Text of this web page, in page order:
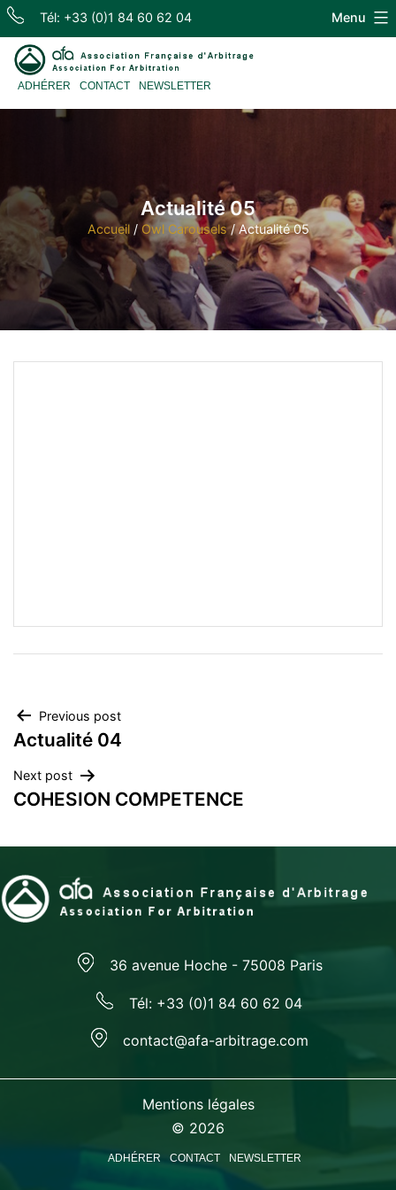
Skip
content
Tél: +33 (0)1 84 60 62 04
Association
Française
ADHÉRER CONTACT NEWSLETTER
Menu
Actualité 05
Accueil/ Owl Carousels/ Actualité 05
Navigation
de
l’article
Previous post
Actualité 04
Next post
COHESION COMPETENCE
36 avenue Hoche - 75008 Paris
Tél: +33 (0)1 84 60 62 04
contact@afa-arbitrage.com
Mentions légales
© 2026
ADHÉRER CONTACT NEWSLETTER